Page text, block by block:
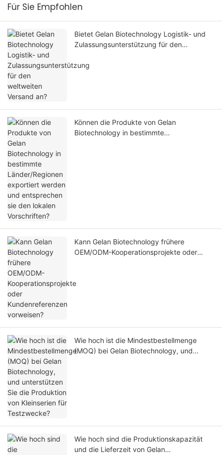
Für Sie Empfohlen
Bietet Gelan Biotechnology Logistik- und
Zulassungsunterstützung für den
Können die Produkte von Gelan
Biotechnology in bestimmte
Kann Gelan Biotechnology frühere
OEM/ODM-Kooperationsprojekte oder
Wie hoch ist die Mindestbestellmenge
(MOQ) bei Gelan Biotechnology, und
Wie hoch sind die Produktionskapazität
und die Lieferzeit von Gelan